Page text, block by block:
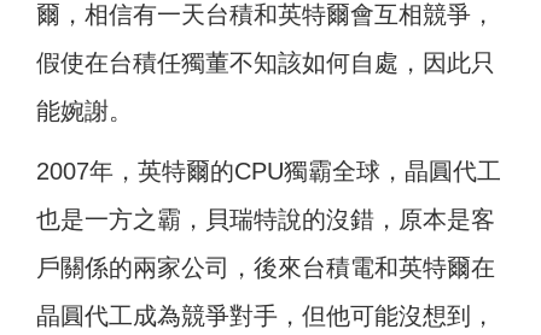
爾，相信有一天台積和英特爾會互相競爭，
假使在台積任獨董不知該如何自處，因此只
能婉謝。
2007年，英特爾的CPU獨霸全球，晶圓代工
也是一方之霸，貝瑞特說的沒錯，原本是客
戶關係的兩家公司，後來台積電和英特爾在
晶圓代工成為競爭對手，但他可能沒想到，